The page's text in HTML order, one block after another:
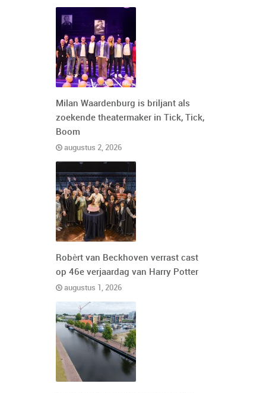
Milan Waardenburg is briljant als
zoekende theatermaker in Tick, Tick,
Boom
augustus 2, 2026
Robèrt van Beckhoven verrast cast
op 46e verjaardag van Harry Potter
augustus 1, 2026